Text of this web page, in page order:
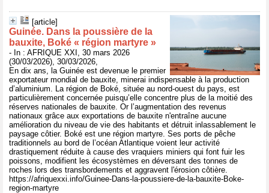
[article]
Guinée. Dans la poussière de la
bauxite, Boké « région martyre »
- In : AFRIQUE XXI, 30 mars 2026
(30/03/2026), 30/03/2026,
En dix ans, la Guinée est devenue le premier
exportateur mondial de bauxite, minerai indispensable à la production
d’aluminium. La région de Boké, située au nord-ouest du pays, est
particulièrement concernée puisqu’elle concentre plus de la moitié des
réserves nationales de bauxite. Or l’augmentation des revenus
nationaux grâce aux exportations de bauxite n'entraîne aucune
amélioration du niveau de vie des habitants et détruit inlassablement le
paysage côtier. Boké est une région martyre. Ses ports de pêche
traditionnels au bord de l’océan Atlantique voient leur activité
drastiquement réduite à cause des vraquiers miniers qui font fuir les
poissons, modifient les écosystèmes en déversant des tonnes de
roches lors des transbordements et aggravent l'érosion côtière.
https://afriquexxi.info/Guinee-Dans-la-poussiere-de-la-bauxite-Boke-
region-martyre